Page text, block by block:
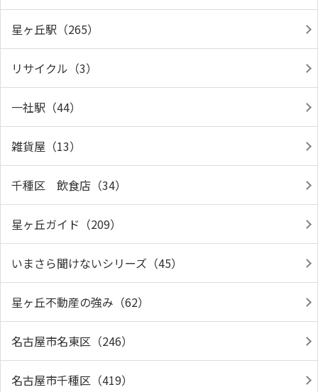
星ヶ丘駅（265）
リサイクル（3）
一社駅（44）
雑貨屋（13）
千種区 飲食店（34）
星ヶ丘ガイド（209）
いまさら聞けないシリーズ（45）
星ヶ丘不動産の強み（62）
名古屋市名東区（246）
名古屋市千種区（419）